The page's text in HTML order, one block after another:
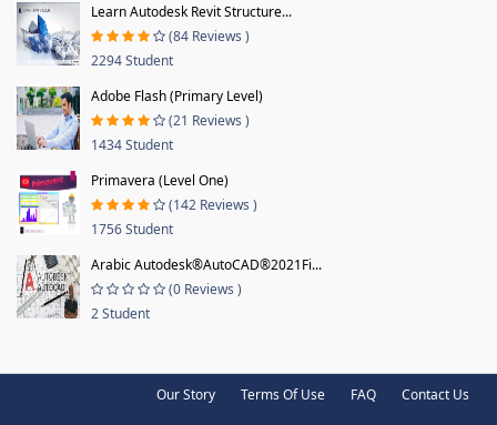
Learn Autodesk Revit Structure...
(84 Reviews )
2294 Student
Adobe Flash (Primary Level)
(21 Reviews )
1434 Student
Primavera (Level One)
(142 Reviews )
1756 Student
Arabic Autodesk®AutoCAD®2021Fi...
(0 Reviews )
2 Student
Our Story Terms Of Use FAQ Contact Us